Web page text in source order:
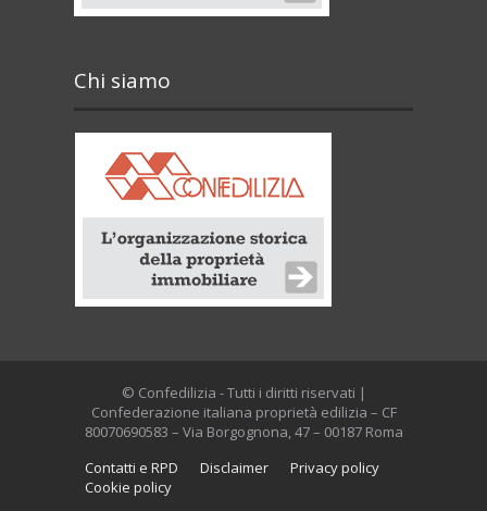
Chi siamo
© Confedilizia - Tutti i diritti riservati |
Confederazione italiana proprietà edilizia – CF
80070690583 – Via Borgognona, 47 – 00187 Roma
Contatti e RPD
Disclaimer
Privacy policy
Cookie policy